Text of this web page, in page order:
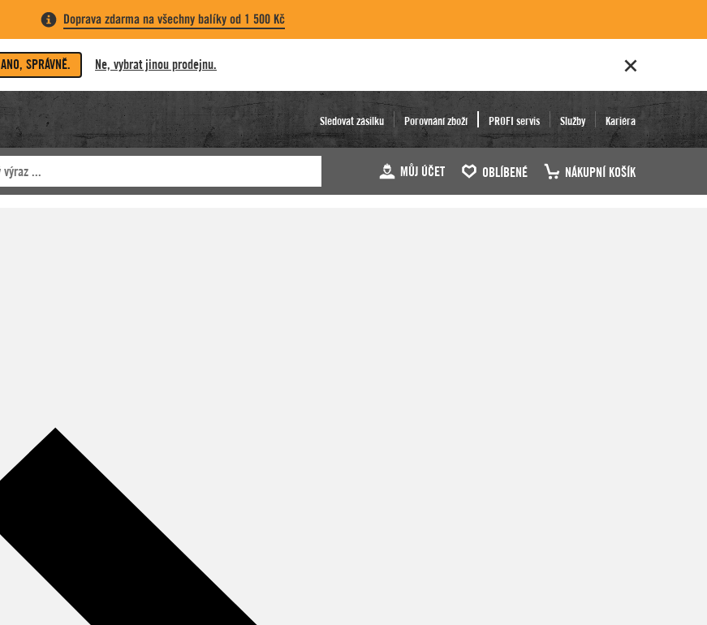
Doprava zdarma na všechny balíky od 1 500 Kč
ANO, SPRÁVNĚ. Ne, vybrat jinou prodejnu.
Sledovat zásilku Porovnání zboží PROFI servis Služby Kariéra
MŮJ ÚČET OBLÍBENÉ NÁKUPNÍ KOŠÍK